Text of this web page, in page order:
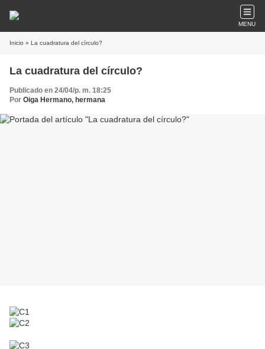
MENU
Inicio » La cuadratura del círculo?
La cuadratura del círculo?
Publicado en 24/04/p. m. 18:25
Por Oiga Hermano, hermana